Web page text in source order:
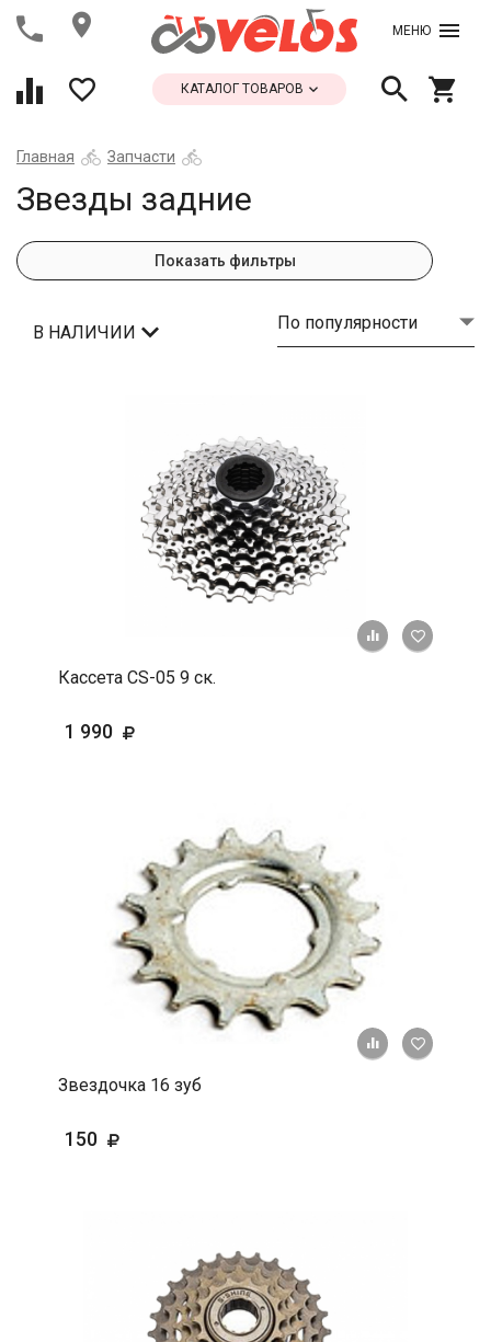
МЕНЮ
КАТАЛОГ ТОВАРОВ
Главная Запчасти
Звезды задние
Показать фильтры
В НАЛИЧИИ По популярности
+ К
Кассета CS-05 9 ск.
1 990
+ К
Звездочка 16 зуб
150